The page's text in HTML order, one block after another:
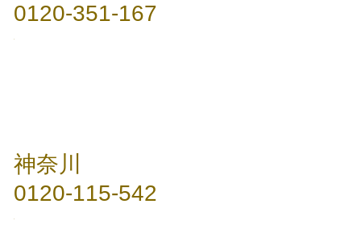
0120-351-167
神奈川
0120-115-542